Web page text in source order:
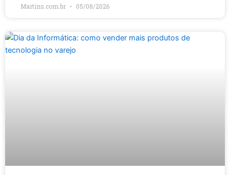
Martins.com.br 05/08/2026